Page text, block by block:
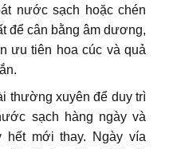
nước sạch hoặc chén
để cân bằng âm dương,
ưu tiên hoa cúc và quả
thường xuyên để duy trì
sạch hàng ngày và
hết mới thay. Ngày vía